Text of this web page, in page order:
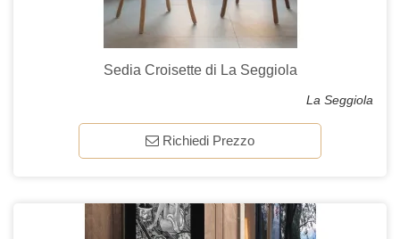
Sedia Croisette di La Seggiola
La Seggiola
Richiedi Prezzo